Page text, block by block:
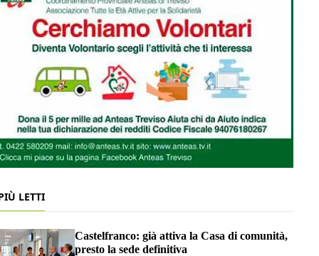
LETTI
Castelfranco: già attiva la Casa di comunità,
presto la sede definitiva